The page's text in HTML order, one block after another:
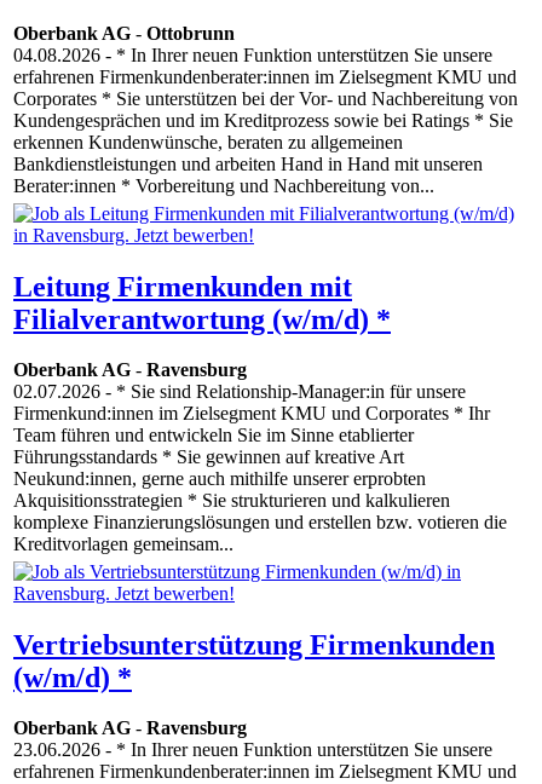
Oberbank AG - Ottobrunn
04.08.2026 - * In Ihrer neuen Funktion unterstützen Sie unsere
erfahrenen Firmenkundenberater:innen im Zielsegment KMU und
Corporates * Sie unterstützen bei der Vor- und Nachbereitung von
Kundengesprächen und im Kreditprozess sowie bei Ratings * Sie
erkennen Kundenwünsche, beraten zu allgemeinen
Bankdienstleistungen und arbeiten Hand in Hand mit unseren
Berater:innen * Vorbereitung und Nachbereitung von...
Leitung Firmenkunden mit
Filialverantwortung (w/m/d) *
Oberbank AG - Ravensburg
02.07.2026 - * Sie sind Relationship-Manager:in für unsere
Firmenkund:innen im Zielsegment KMU und Corporates * Ihr
Team führen und entwickeln Sie im Sinne etablierter
Führungsstandards * Sie gewinnen auf kreative Art
Neukund:innen, gerne auch mithilfe unserer erprobten
Akquisitionsstrategien * Sie strukturieren und kalkulieren
komplexe Finanzierungslösungen und erstellen bzw. votieren die
Kreditvorlagen gemeinsam...
Vertriebsunterstützung Firmenkunden
(w/m/d) *
Oberbank AG - Ravensburg
23.06.2026 - * In Ihrer neuen Funktion unterstützen Sie unsere
erfahrenen Firmenkundenberater:innen im Zielsegment KMU und